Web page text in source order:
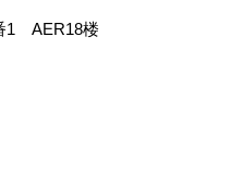
1 AER18楼